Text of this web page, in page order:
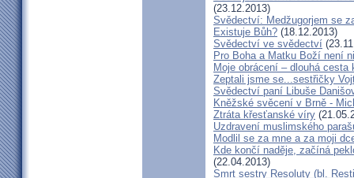
(23.12.2013)
Svědectví: Medžugorjem se
Existuje Bůh? (18.12.2013)
Svědectví ve svědectví
Pro Boha a Matku Boží není
Moje obrácení – dlouhá cesta
Zeptali jsme se...sestřičky
Svědectví paní Libuše
Kněžské svěcení v Brně -
Ztráta křesťanské víry
Uzdravení muslimského
Modlil se za mne a za moji
Kde končí naděje, začíná
(22.04.2013)
Smrt sestry Resoluty (bl.